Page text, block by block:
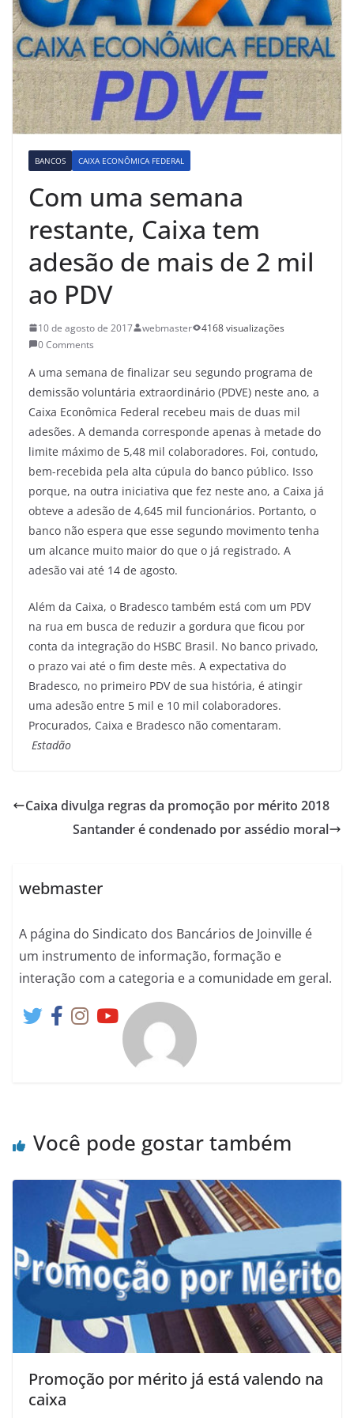
BANCOS CAIXA ECONÔMICA FEDERAL
Com uma semana
restante, Caixa tem
adesão de mais de 2 mil
ao PDV
10 de agosto de 2017 webmaster
4168 visualizações
0 Comments
A uma semana de finalizar seu segundo programa de
demissão voluntária extraordinário (PDVE) neste ano, a
Caixa Econômica Federal recebeu mais de duas mil
adesões. A demanda corresponde apenas à metade do
limite máximo de 5,48 mil colaboradores. Foi, contudo,
bem-recebida pela alta cúpula do banco público. Isso
porque, na outra iniciativa que fez neste ano, a Caixa já
obteve a adesão de 4,645 mil funcionários. Portanto, o
banco não espera que esse segundo movimento tenha
um alcance muito maior do que o já registrado. A
adesão vai até 14 de agosto.
Além da Caixa, o Bradesco também está com um PDV
na rua em busca de reduzir a gordura que ficou por
conta da integração do HSBC Brasil. No banco privado,
o prazo vai até o fim deste mês. A expectativa do
Bradesco, no primeiro PDV de sua história, é atingir
uma adesão entre 5 mil e 10 mil colaboradores.
Procurados, Caixa e Bradesco não comentaram.
Estadão
Caixa divulga regras da promoção por mérito 2018
Santander é condenado por assédio moral
webmaster
A página do Sindicato dos Bancários de Joinville é
um instrumento de informação, formação e
interação com a categoria e a comunidade em geral.
Você pode gostar também
Promoção por mérito já está valendo na
caixa